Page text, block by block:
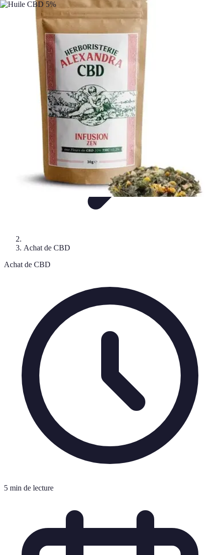
Mon CBD Pro
Achat et qualité Utilisation du CBD AchatUtilisation
Mon CBD Pro
Achat de CBD
Achat de CBD
5 min de lecture